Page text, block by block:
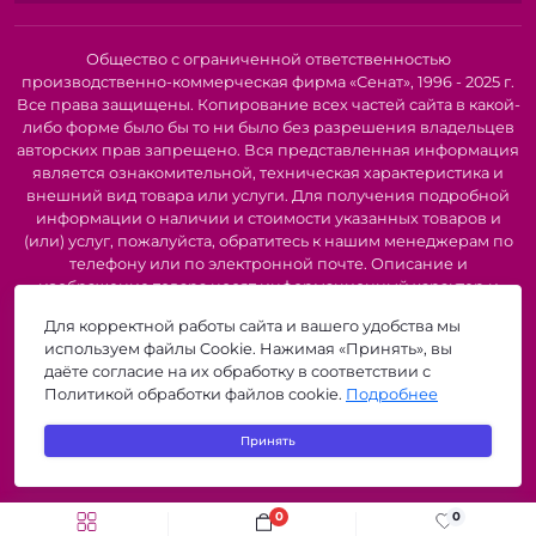
0
0
Минимизация повреждений ткани:Качественные
игольные пластины и механизмы продвижения
предотвращают повреждение ткани, такие как
зацепки, разрывы и проколы.
Увеличение срока службы оборудования:
Использование качественных запчастей снижает
износ других компонентов швейной машины и
продлевает срок ее службы.
В нашем ассортименте вы найдете:
Различных форм и размеров для разных типов
тканей и швейных операций.
С отверстиями под иглы различных размеров.
Изготовленные из высокопрочной стали с
антикоррозийным покрытием.
Для прямострочных, оверлочных, распошивальных
Рейки продвижения (зубчатые рейки) с различным
Общество с ограниченной ответственностью
производственно-коммерческая фирма «Сенат», 1996 - 2025 г.
Все права защищены. Копирование всех частей сайта в какой-
либо форме было бы то ни было без разрешения владельцев
авторских прав запрещено. Вся представленная информация
является ознакомительной, техническая характеристика и
внешний вид товара или услуги. Для получения подробной
информации о наличии и стоимости указанных товаров и
(или) услуг, пожалуйста, обратитесь к нашим менеджерам по
телефону или по электронной почте. Описание и
изображение товара носят информационный характер и
представленных в технической документации производителя.
Производители о предоставлении за собой права на
изменение внешнего вида, характеристик и комплектации
товара, предварительно не уведомляя продавцов и
потребителей. Рекомендуется при покупке проверить
наличие необходимых функций и характеристик.
Для корректной работы сайта и вашего удобства мы
используем файлы Cookie. Нажимая «Принять», вы
даёте согласие на их обработку в соответствии с
Политикой обработки файлов cookie. Подробнее
Принять